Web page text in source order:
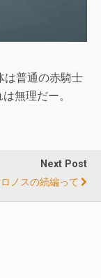
は普通の赤騎士
無理だー。
Next Post
ノスの続編って